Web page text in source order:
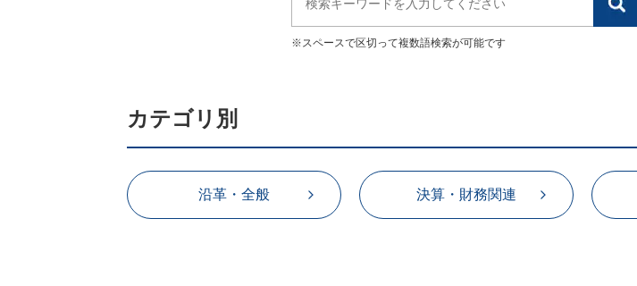
※スペースで区切って複数語検索が可能です
カテゴリ別
沿革・全般 決算・財務関連